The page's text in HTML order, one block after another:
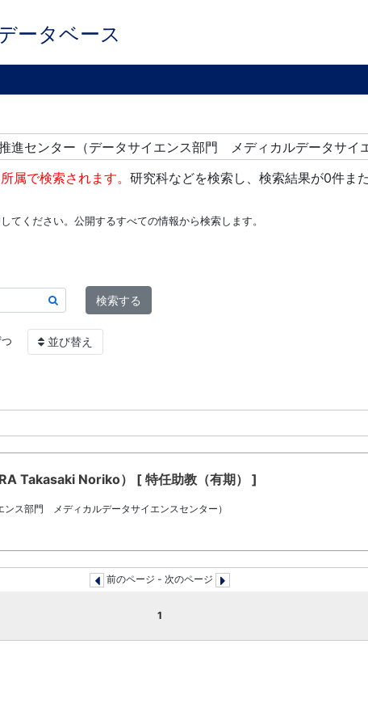
ータベース
進センター（データサイエンス部門 メディカルデータサイ
属で検索されます。 研究科などを検索し、検索結果が0件ま
ください。公開するすべての情報から検索します。
検索する
並び替え
Takasaki Noriko） [ 特任助教（有期） ]
ス部門 メディカルデータサイエンスセンター）
前のページ - 次のページ
1